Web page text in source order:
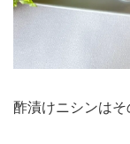
酢漬けニシンはそ